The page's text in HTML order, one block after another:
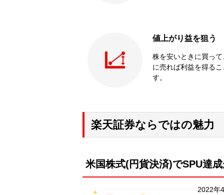
値上がり益を狙う
株を安いときに買っ
に売れば利益を得る
す。
楽天証券ならではの魅力
米国株式(円貨決済)でSPU達
2022年